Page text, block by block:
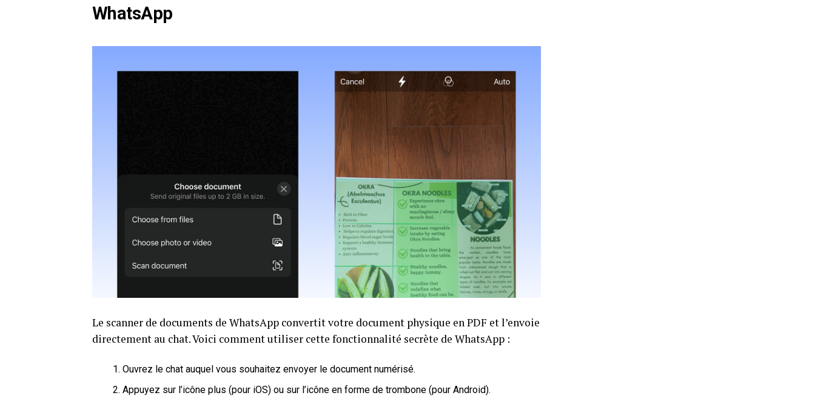
WhatsApp
Le scanner de documents de WhatsApp convertit votre document physique en PDF et l’envoie
directement au chat. Voici comment utiliser cette fonctionnalité secrète de WhatsApp :
Ouvrez le chat auquel vous souhaitez envoyer le document numérisé.
Appuyez sur l’icône plus (pour iOS) ou sur l’icône en forme de trombone (pour Android).